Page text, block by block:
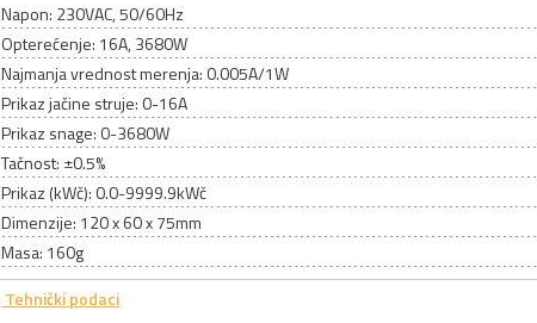
Napon: 230VAC, 50/60Hz
Opterećenje: 16A, 3680W
Najmanja vrednost merenja: 0.005A/1W
Prikaz jačine struje: 0-16A
Prikaz snage: 0-3680W
Tačnost: ±0.5%
Prikaz (kWč): 0.0-9999.9kWč
Dimenzije: 120 x 60 x 75mm
Masa: 160g
Tehnički podaci